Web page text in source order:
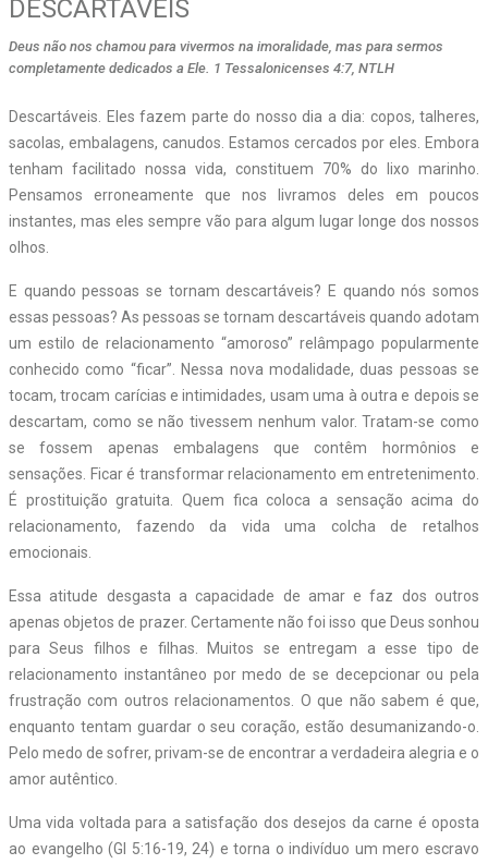
DESCARTÁVEIS
Deus não nos chamou para vivermos na imoralidade, mas para sermos
completamente dedicados a Ele. 1 Tessalonicenses 4:7, NTLH
Descartáveis. Eles fazem parte do nosso dia a dia: copos, talheres,
sacolas, embalagens, canudos. Estamos cercados por eles. Embora
tenham facilitado nossa vida, constituem 70% do lixo marinho.
Pensamos erroneamente que nos livramos deles em poucos
instantes, mas eles sempre vão para algum lugar longe dos nossos
olhos.
E quando pessoas se tornam descartáveis? E quando nós somos
essas pessoas? As pessoas se tornam descartáveis quando adotam
um estilo de relacionamento “amoroso” relâmpago popularmente
conhecido como “ficar”. Nessa nova modalidade, duas pessoas se
tocam, trocam carícias e intimidades, usam uma à outra e depois se
descartam, como se não tivessem nenhum valor. Tratam-se como
se fossem apenas embalagens que contêm hormônios e
sensações. Ficar é transformar relacionamento em entretenimento.
É prostituição gratuita. Quem fica coloca a sensação acima do
relacionamento, fazendo da vida uma colcha de retalhos
emocionais.
Essa atitude desgasta a capacidade de amar e faz dos outros
apenas objetos de prazer. Certamente não foi isso que Deus sonhou
para Seus filhos e filhas. Muitos se entregam a esse tipo de
relacionamento instantâneo por medo de se decepcionar ou pela
frustração com outros relacionamentos. O que não sabem é que,
enquanto tentam guardar o seu coração, estão desumanizando-o.
Pelo medo de sofrer, privam-se de encontrar a verdadeira alegria e o
amor autêntico.
Uma vida voltada para a satisfação dos desejos da carne é oposta
ao evangelho (Gl 5:16-19, 24) e torna o indivíduo um mero escravo